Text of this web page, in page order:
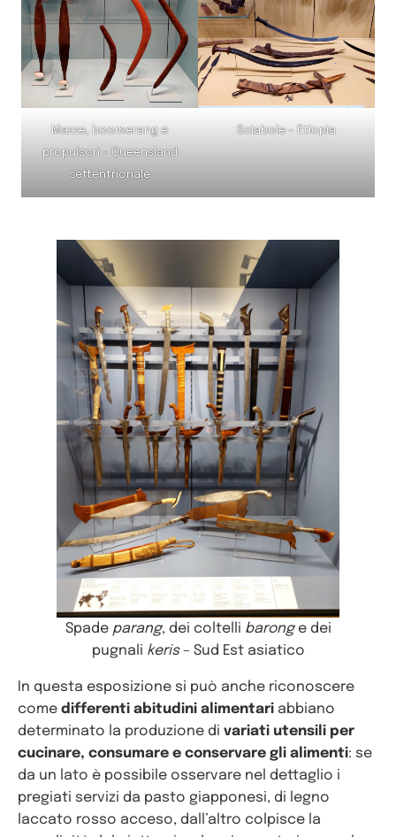
Mazze, boomerang e
propulsori – Queensland
settentrionale
Sciabole – Etiopia
Spade parang, dei coltelli baronge dei
pugnali keris– Sud Est asiatico
In questa esposizione si può anche riconoscere
come differenti abitudini alimentari abbiano
determinato la produzione di variati utensili per
cucinare, consumare e conservare gli alimenti: se
da un lato è possibile osservare nel dettaglio i
pregiati servizi da pasto giapponesi, di legno
laccato rosso acceso, dall’altro colpisce la